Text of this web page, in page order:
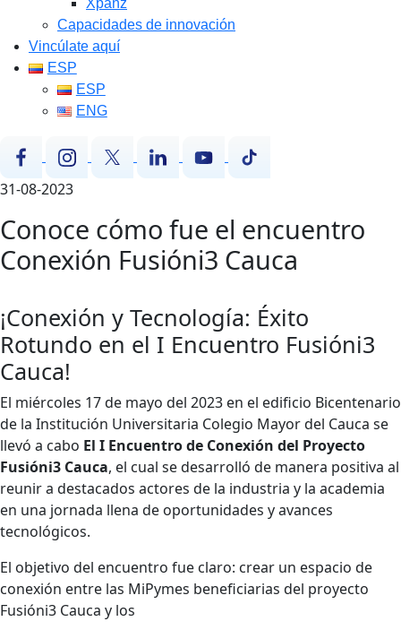
Xpanz
Capacidades de innovación
Vincúlate aquí
ESP
ESP
ENG
31-08-2023
Conoce cómo fue el encuentro
Conexión Fusióni3 Cauca
¡Conexión y Tecnología: Éxito
Rotundo en el I Encuentro Fusióni3
Cauca!
El miércoles 17 de mayo del 2023 en el edificio Bicentenario
de la Institución Universitaria Colegio Mayor del Cauca se
llevó a cabo El I Encuentro de Conexión del Proyecto
Fusióni3 Cauca, el cual se desarrolló de manera positiva al
reunir a destacados actores de la industria y la academia
en una jornada llena de oportunidades y avances
tecnológicos.
El objetivo del encuentro fue claro: crear un espacio de
conexión entre las MiPymes beneficiarias del proyecto
Fusióni3 Cauca y los